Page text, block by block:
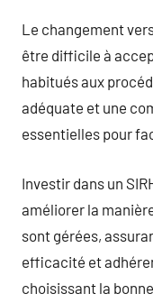
Le changement
être difficile à
habitués aux
adéquate et une
essentielles pour
Investir dans un
améliorer la
sont gérées,
efficacité et
choisissant la